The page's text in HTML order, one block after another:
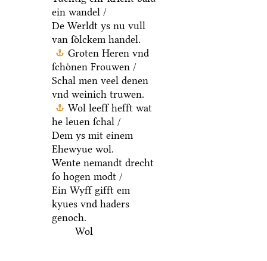
ein wandel /
De Werldt ys nu vull
van ſoͤlckem handel.
Groten Heren vnd
ſchoͤnen Frouwen /
Schal men veel denen
vnd weinich truwen.
Wol leeff hefft wat
he leuen ſchal /
Dem ys mit einem
Ehewyue wol.
Wente nemandt drecht
ſo hogen modt /
Ein Wyff gifft em
kyues vnd haders
genoch.
Wol